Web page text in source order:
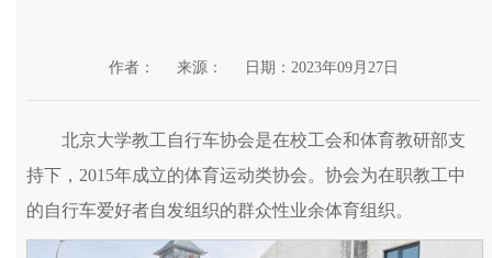
作者： 来源： 日期：2023年09月27日
北京大学教工自行车协会是在校工会和体育教研部支
持下，2015年成立的体育运动类协会。协会为在职教工中
的自行车爱好者自发组织的群众性业余体育组织。